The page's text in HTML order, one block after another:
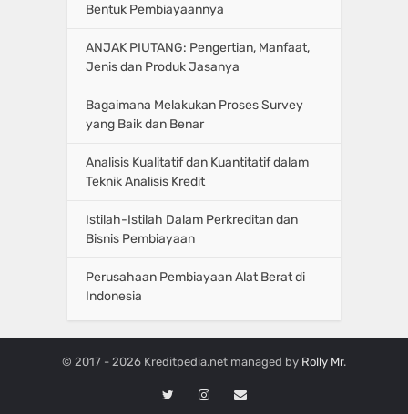
Bentuk Pembiayaannya
ANJAK PIUTANG: Pengertian, Manfaat,
Jenis dan Produk Jasanya
Bagaimana Melakukan Proses Survey
yang Baik dan Benar
Analisis Kualitatif dan Kuantitatif dalam
Teknik Analisis Kredit
Istilah-Istilah Dalam Perkreditan dan
Bisnis Pembiayaan
Perusahaan Pembiayaan Alat Berat di
Indonesia
© 2017 - 2026 Kreditpedia.net managed by Rolly Mr.